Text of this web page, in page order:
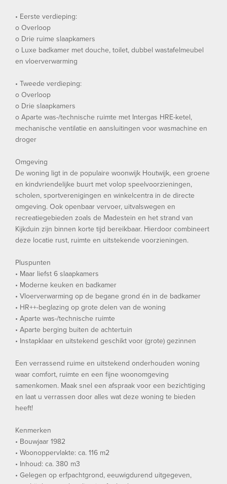
• Eerste verdieping:
o Overloop
o Drie ruime slaapkamers
o Luxe badkamer met douche, toilet, dubbel wastafelmeubel
en vloerverwarming
• Tweede verdieping:
o Overloop
o Drie slaapkamers
o Aparte was-/technische ruimte met Intergas HRE-ketel,
mechanische ventilatie en aansluitingen voor wasmachine en
droger
Omgeving
De woning ligt in de populaire woonwijk Houtwijk, een groene
en kindvriendelijke buurt met volop speelvoorzieningen,
scholen, sportverenigingen en winkelcentra in de directe
omgeving. Ook openbaar vervoer, uitvalswegen en
recreatiegebieden zoals de Madestein en het strand van
Kijkduin zijn binnen korte tijd bereikbaar. Hierdoor combineert
deze locatie rust, ruimte en uitstekende voorzieningen.
Pluspunten
• Maar liefst 6 slaapkamers
• Moderne keuken en badkamer
• Vloerverwarming op de begane grond én in de badkamer
• HR++-beglazing op grote delen van de woning
• Aparte was-/technische ruimte
• Aparte berging buiten de achtertuin
• Instapklaar en uitstekend geschikt voor (grote) gezinnen
Een verrassend ruime en uitstekend onderhouden woning
waar comfort, ruimte en een fijne woonomgeving
samenkomen. Maak snel een afspraak voor een bezichtiging
en laat u verrassen door alles wat deze woning te bieden
heeft!
Kenmerken
• Bouwjaar 1982
• Woonoppervlakte: ca. 116 m2
• Inhoud: ca. 380 m3
• Gelegen op erfpachtgrond, eeuwigdurend uitgegeven,